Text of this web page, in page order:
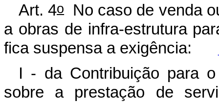
Art. 4oNo caso de venda
a obras de infra-estrutura
fica suspensa a exigência:
I - da Contribuição para
sobre a prestação de